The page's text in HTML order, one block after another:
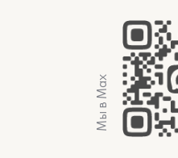
Мы в Max